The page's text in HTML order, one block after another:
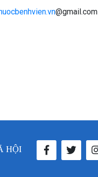
@gmail.com
HỘI